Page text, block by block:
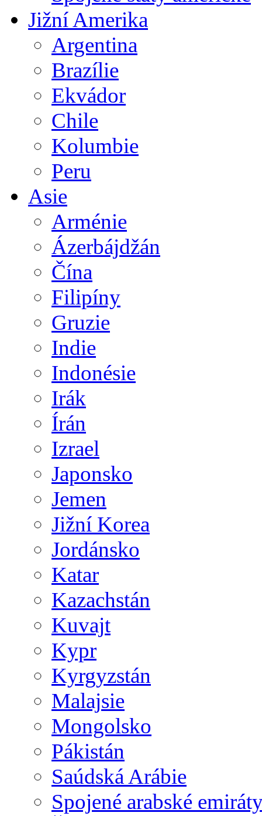
Jižní Amerika
Argentina
Brazílie
Ekvádor
Chile
Kolumbie
Peru
Asie
Arménie
Ázerbájdžán
Čína
Filipíny
Gruzie
Indie
Indonésie
Irák
Írán
Izrael
Japonsko
Jemen
Jižní Korea
Jordánsko
Katar
Kazachstán
Kuvajt
Kypr
Kyrgyzstán
Malajsie
Mongolsko
Pákistán
Saúdská Arábie
Spojené arabské